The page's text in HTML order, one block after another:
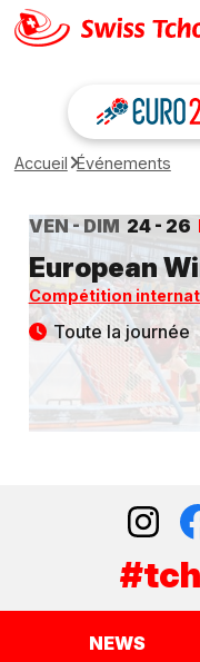
Accueil Événements
VEN - DIM 24 - 26
European
Compétition
Toute la journée
NEWS